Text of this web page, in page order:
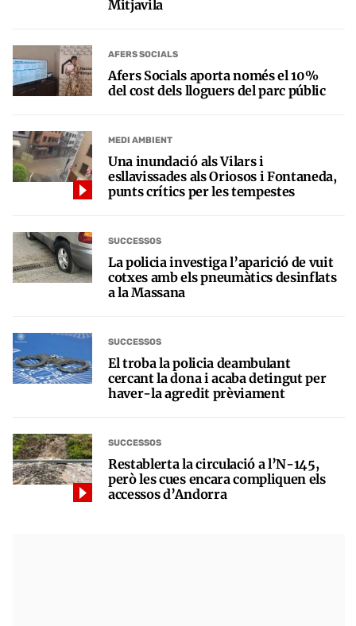
Mitjavila
AFERS SOCIALS
Afers Socials aporta només el 10%
del cost dels lloguers del parc públic
MEDI AMBIENT
Una inundació als Vilars i
esllavissades als Oriosos i Fontaneda,
punts crítics per les tempestes
SUCCESSOS
La policia investiga l’aparició de vuit
cotxes amb els pneumàtics desinflats
a la Massana
SUCCESSOS
El troba la policia deambulant
cercant la dona i acaba detingut per
haver-la agredit prèviament
SUCCESSOS
Restablerta la circulació a l’N-145,
però les cues encara compliquen els
accessos d’Andorra